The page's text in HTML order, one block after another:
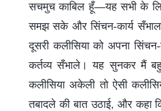
सचमुच काबिल हूँ—यह सभी के
समझ सके और सिंचन-कार्य
दूसरी कलीसिया को अपना
कर्तव्य सँभाले। यह सुनकर मैं
कलीसिया अकेली तो ऐसी
तबादले की बात उठाई, और कहा